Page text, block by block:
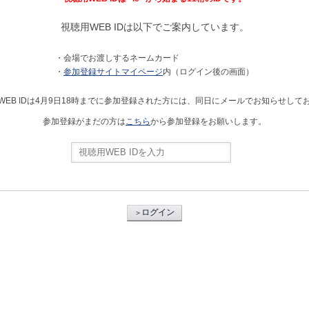
視聴用WEB IDは以下でご案内しています。
・会場でお渡しするネームカード
・ 参加登録サイトマイページ内（ログイン後の画面）
IDは4月9日18時までに参加登録された方には、同日にメールでお知らせしてお
参加登録がまだの方は こちらから参加登録をお願いします。
＞ ログイン